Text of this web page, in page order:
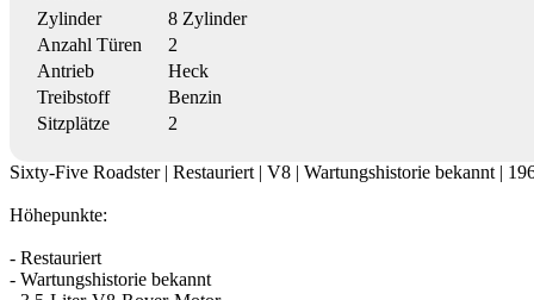
Zylinder
8 Zylinder
Anzahl Türen
2
Antrieb
Heck
Treibstoff
Benzin
Sitzplätze
2
Sixty-Five Roadster | Restauriert | V8 | Wartungshistorie bekannt |
Höhepunkte:
- Restauriert
- Wartungshistorie bekannt